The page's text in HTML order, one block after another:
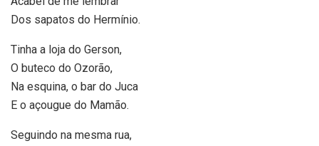
Dos sapatos do Hermínio.
Tinha a loja do Gerson,
O buteco do Ozorão,
Na esquina, o bar do Juca
E o açougue do Mamão.
Seguindo na mesma rua,